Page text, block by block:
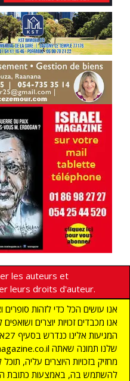
les auteurs et
leurs droits d'auteur.
אנו עושים הכל כדי לזהות
אנו מכבדים זכויות יוצרים
מחזיק בזכויות היוצרים עליה,
להשתמש בה, באמצעות כתובת